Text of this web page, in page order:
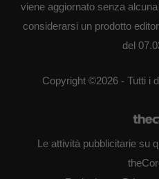
viene aggiornato senza
considerarsi un prodotto
del
Copyright ©2026 - Tutti i
Le attività pubblicitarie su